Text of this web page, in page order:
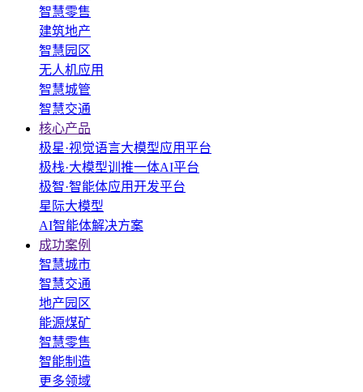
智慧零售
建筑地产
智慧园区
无人机应用
智慧城管
智慧交通
核心产品
极星·视觉语言大模型应用平台
极栈·大模型训推一体AI平台
极智·智能体应用开发平台
星际大模型
AI智能体解决方案
成功案例
智慧城市
智慧交通
地产园区
能源煤矿
智慧零售
智能制造
更多领域